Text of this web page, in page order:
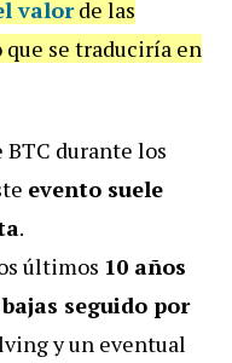
valorde las
que se traduciría en
BTC durante los
evento suele
.
últimos 10 años
seguido por
y un eventual